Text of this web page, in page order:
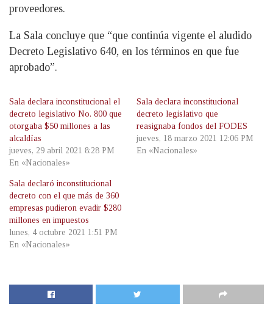
proveedores.
La Sala concluye que “que continúa vigente el aludido
Decreto Legislativo 640, en los términos en que fue
aprobado”.
Sala declara inconstitucional el
decreto legislativo No. 800 que
otorgaba $50 millones a las
alcaldías
jueves, 29 abril 2021 8:28 PM
En «Nacionales»
Sala declara inconstitucional
decreto legislativo que
reasignaba fondos del FODES
jueves, 18 marzo 2021 12:06 PM
En «Nacionales»
Sala declaró inconstitucional
decreto con el que más de 360
empresas pudieron evadir $280
millones en impuestos
lunes, 4 octubre 2021 1:51 PM
En «Nacionales»